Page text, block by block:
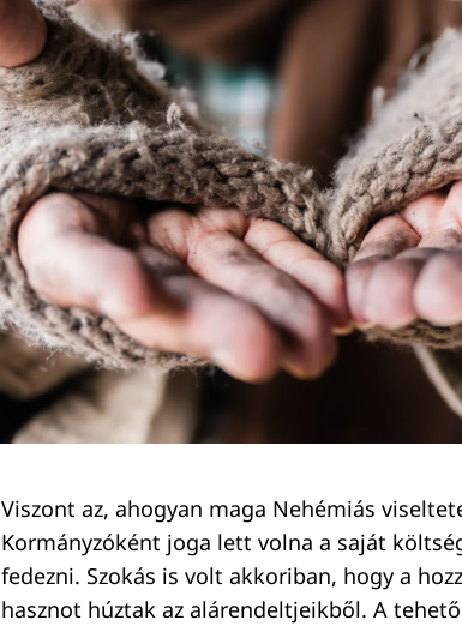
Viszont az, ahogyan maga Nehémiás
Kormányzóként joga lett volna a saját
fedezni. Szokás is volt akkoriban, hogy a
hasznot húztak az alárendeltjeikből. A